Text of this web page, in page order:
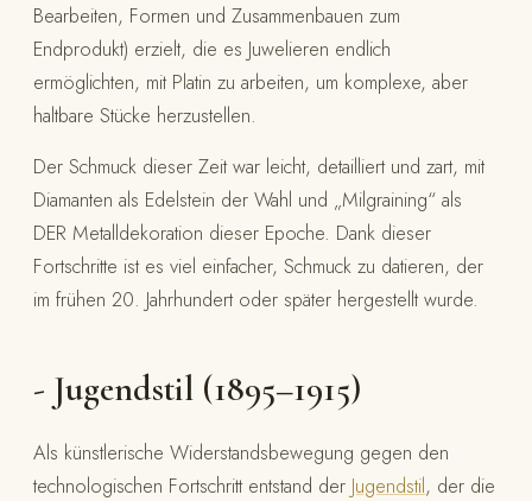
Bearbeiten, Formen und Zusammenbauen zum
Endprodukt) erzielt, die es Juwelieren endlich
ermöglichten, mit Platin zu arbeiten, um komplexe, aber
haltbare Stücke herzustellen.
Der Schmuck dieser Zeit war leicht, detailliert und zart, mit
Diamanten als Edelstein der Wahl und „Milgraining“ als
DER Metalldekoration dieser Epoche. Dank dieser
Fortschritte ist es viel einfacher, Schmuck zu datieren, der
im frühen 20. Jahrhundert oder später hergestellt wurde.
- Jugendstil (1895–1915)
Als künstlerische Widerstandsbewegung gegen den
technologischen Fortschritt entstand der Jugendstil, der die